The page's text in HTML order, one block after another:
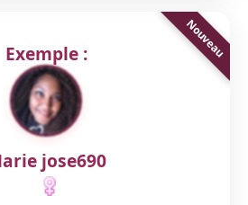
Exemple :
jose690